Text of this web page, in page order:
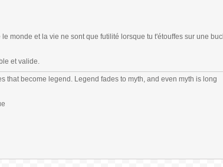
monde et la vie ne sont que futilité lorsque tu t'étouffes sur une
et valide.
that become legend. Legend fades to myth, and even myth is long